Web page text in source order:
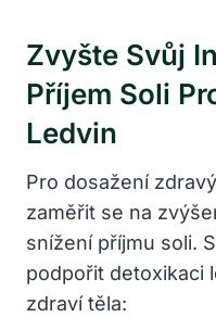
Zvyšte Svůj
Příjem Soli
Ledvin
Pro dosažení
zaměřit se na
snížení příjmu soli.
podpořit detoxikaci
zdraví těla: